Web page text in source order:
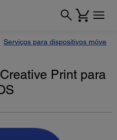
Serviços para dispositivos móveis
Print para